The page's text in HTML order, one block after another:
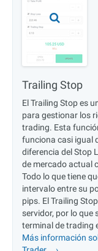
Trailing Stop
El Trailing Stop es
para gestionar los
trading. Esta
funciona casi igual
diferencia del Stop
de mercado actual
Todo lo que tiene
intervalo entre su
pips. El Trailing
servidor, por lo que
terminal de trading
Más información